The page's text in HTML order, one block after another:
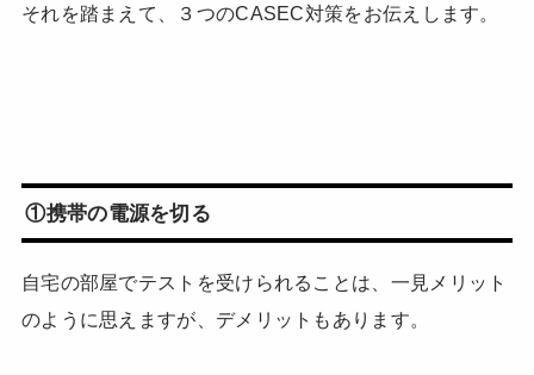
それを踏まえて、３つのCASEC対策をお伝えします。
①携帯の電源を切る
自宅の部屋でテストを受けられることは、一見メリット
のように思えますが、デメリットもあります。